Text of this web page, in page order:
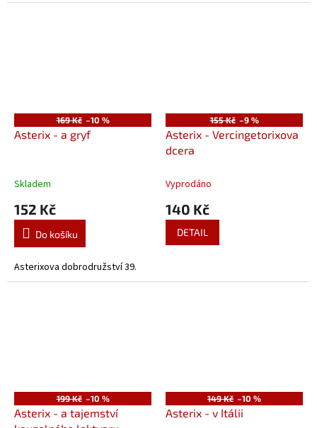
169 Kč –10 %
Asterix - a gryf
Skladem
152 Kč
Do košíku
Asterixova dobrodružství 39.
155 Kč –9 %
Asterix - Vercingetorixova
dcera
Vyprodáno
140 Kč
DETAIL
199 Kč –10 %
Asterix - a tajemství
149 Kč –10 %
Asterix - v Itálii